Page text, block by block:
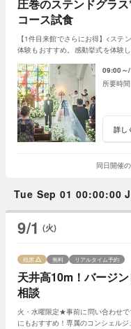
圧巻のステンドグラ
コース試食
【1件目来館でさらにお得】<ステ
体験もおすすめ。感動挙式を体験
09:00～
詳し
同日開催
Tue Sep 01 00:00:00
9/1 (火)
天井高10m！バージ
相談
残席 無料 リアルタイム予約
火・水曜限定★事前に問い合わせ
にもおすすめ！専属のコンシェル